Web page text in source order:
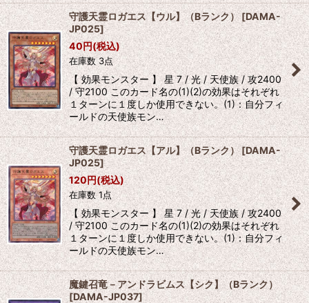
守護天霊ロガエス【ウル】（Bランク） [DAMA-
JP025]
40円(税込)
在庫数 3点
【 効果モンスター 】 星 7 / 光 / 天使族 / 攻2400
/ 守2100 このカード名の(1)(2)の効果はそれぞれ
１ターンに１度しか使用できない。(1)：自分フィ
ールドの天使族モン…
守護天霊ロガエス【アル】（Bランク）[DAMA-
JP025]
120円(税込)
在庫数 1点
【 効果モンスター 】 星 7 / 光 / 天使族 / 攻2400
/ 守2100 このカード名の(1)(2)の効果はそれぞれ
１ターンに１度しか使用できない。(1)：自分フィ
ールドの天使族モン…
魔鍵召竜－アンドラビムス【シク】（Bランク）
[DAMA-JP037]